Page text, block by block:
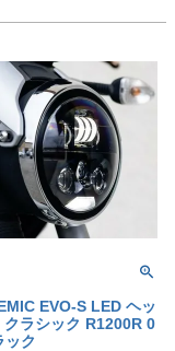
EVO-S LED ヘッ
クラシック R1200R 0
ック